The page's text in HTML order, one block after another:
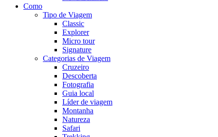
Como
Tipo de Viagem
Classic
Explorer
Micro tour
Signature
Categorias de Viagem
Cruzeiro
Descoberta
Fotografia
Guia local
Líder de viagem
Montanha
Natureza
Safari